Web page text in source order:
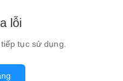
lỗi
tục sử dụng.